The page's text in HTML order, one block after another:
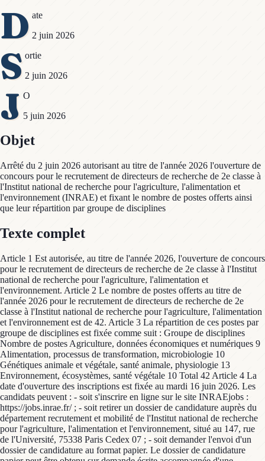
D ate
2 juin 2026
S ortie
2 juin 2026
J O
5 juin 2026
Objet
Arrêté du 2 juin 2026 autorisant au titre de l'année 2026 l'ouverture de
concours pour le recrutement de directeurs de recherche de 2e classe à
l'Institut national de recherche pour l'agriculture, l'alimentation et
l'environnement (INRAE) et fixant le nombre de postes offerts ainsi
que leur répartition par groupe de disciplines
Texte complet
Article 1 Est autorisée, au titre de l'année 2026, l'ouverture de concours
pour le recrutement de directeurs de recherche de 2e classe à l'Institut
national de recherche pour l'agriculture, l'alimentation et
l'environnement. Article 2 Le nombre de postes offerts au titre de
l'année 2026 pour le recrutement de directeurs de recherche de 2e
classe à l'Institut national de recherche pour l'agriculture, l'alimentation
et l'environnement est de 42. Article 3 La répartition de ces postes par
groupe de disciplines est fixée comme suit : Groupe de disciplines
Nombre de postes Agriculture, données économiques et numériques 9
Alimentation, processus de transformation, microbiologie 10
Génétiques animale et végétale, santé animale, physiologie 13
Environnement, écosystèmes, santé végétale 10 Total 42 Article 4 La
date d'ouverture des inscriptions est fixée au mardi 16 juin 2026. Les
candidats peuvent : - soit s'inscrire en ligne sur le site INRAEjobs :
https://jobs.inrae.fr/ ; - soit retirer un dossier de candidature auprès du
département recrutement et mobilité de l'Institut national de recherche
pour l'agriculture, l'alimentation et l'environnement, situé au 147, rue
de l'Université, 75338 Paris Cedex 07 ; - soit demander l'envoi d'un
dossier de candidature au format papier. Le dossier de candidature